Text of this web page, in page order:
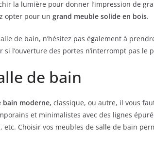
la lumière pour donner l’impression de
opter pour un grand meuble solide en bois.
de bain, n’hésitez pas également à
l’ouverture des portes n’interrompt pas le
de bain
bain moderne, classique, ou autre, il vous
et minimalistes avec des lignes
Choisir vos meubles de salle de bain